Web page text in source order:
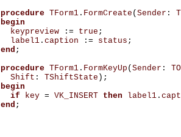
procedure TForm1. FormCreate ( Sender :
begin
keypreview
:= true ;
label1. caption := status ;
end ;
procedure TForm1. FormKeyUp ( Sender :
Shift : TShiftState );
begin
if
key = VK_INSERT then label1.
end ;